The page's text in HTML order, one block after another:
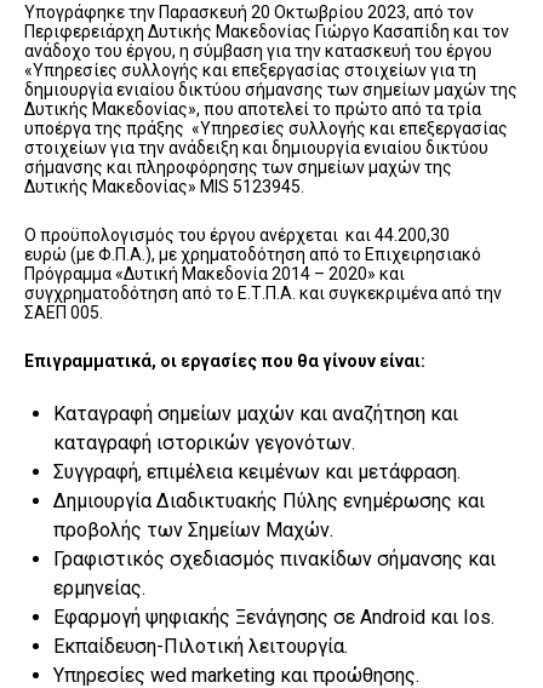
Υπογράφηκε την Παρασκευή 20 Οκτωβρίου 2023, από τον
Περιφερειάρχη Δυτικής Μακεδονίας Γιώργο Κασαπίδη και τον
ανάδοχο του έργου, η σύμβαση για την κατασκευή του έργου
«Υπηρεσίες συλλογής και επεξεργασίας στοιχείων για τη
δημιουργία ενιαίου δικτύου σήμανσης των σημείων μαχών της
Δυτικής Μακεδονίας», που αποτελεί το πρώτο από τα τρία
υποέργα της πράξης «Υπηρεσίες συλλογής και επεξεργασίας
στοιχείων για την ανάδειξη και δημιουργία ενιαίου δικτύου
σήμανσης και πληροφόρησης των σημείων μαχών της
Δυτικής Μακεδονίας» MIS 5123945.
Ο προϋπολογισμός του έργου ανέρχεται και 44.200,30
ευρώ (με Φ.Π.Α.), με χρηματοδότηση από το Επιχειρησιακό
Πρόγραμμα «Δυτική Μακεδονία 2014 – 2020» και
συγχρηματοδότηση από το Ε.Τ.Π.Α. και συγκεκριμένα από την
ΣΑΕΠ 005.
Επιγραμματικά, οι εργασίες που θα γίνουν είναι:
Καταγραφή σημείων μαχών και αναζήτηση και
καταγραφή ιστορικών γεγονότων.
Συγγραφή, επιμέλεια κειμένων και μετάφραση.
Δημιουργία Διαδικτυακής Πύλης ενημέρωσης και
προβολής των Σημείων Μαχών.
Γραφιστικός σχεδιασμός πινακίδων σήμανσης και
ερμηνείας.
Εφαρμογή ψηφιακής Ξενάγησης σε Android και Ios.
Εκπαίδευση-Πιλοτική λειτουργία.
Υπηρεσίες wed marketing και προώθησης.